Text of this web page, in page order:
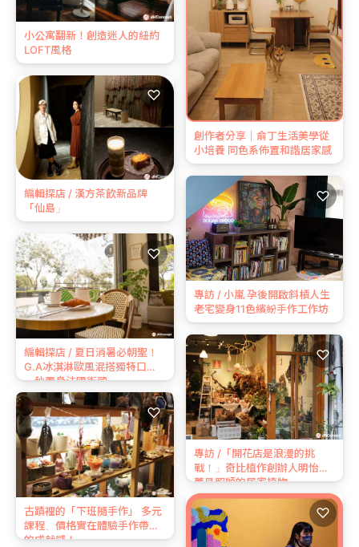
小公寓翻新！創造迷人的紐約
LOFT風格
編輯探店 / 漢方茶飲新品牌
「仙島」
♡
創作者分享｜俞丁生活美學從
小培養 同色系佈置和諧居家感
編輯探店 / 夏日消暑必朝聖！
G.A冰淇淋歐風混搭獨特口感
一秒置身法國街頭
♡
專訪 / 小嵐 孕後開啟斜槓人生
老宅變身11色繽紛手作工作坊
♡
古蹟裡的「下班隨手作」 多元
課程、價格實在體驗手作帶來
的成就感！
♡
專訪 /「開花店是浪漫的挑
戰！」奇比植作創辦人明怡推
薦易照顧的居家植物
♡
♡